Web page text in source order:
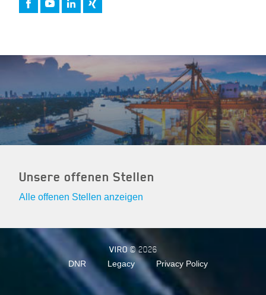
Unsere offenen Stellen
Alle offenen Stellen anzeigen
VIRO © 2026
DNR
Legacy Privacy Policy